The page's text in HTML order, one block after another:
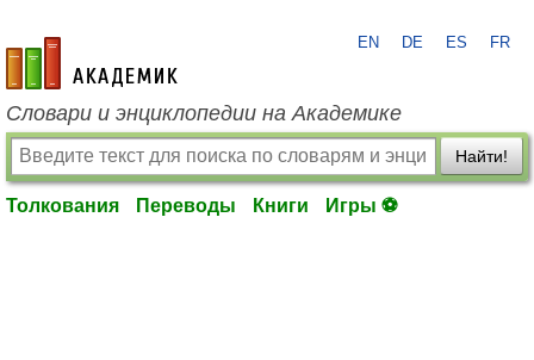
academic.ru
EN DE ES FR
Словари и энциклопедии на Академике
Найти!
Толкования Переводы Книги Игры ⚽